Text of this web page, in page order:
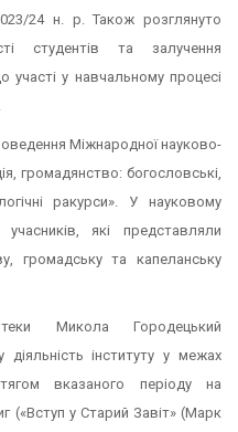
24 н. р. Також розглянуто
студентів та залучення
участі у навчальному процесі
Міжнародної науково-
громадянство: богословські,
ракурси». У науковому
які представляли
громадську та капеланську
Микола Городецький
інституту у межах
вказаного періоду на
(«Вступ у Старий Завіт» (Марк